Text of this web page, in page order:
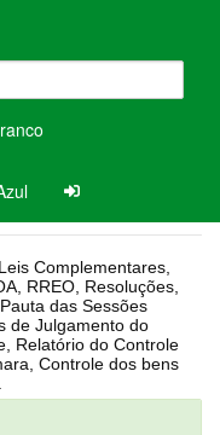
das Sessões
de Julgamento do